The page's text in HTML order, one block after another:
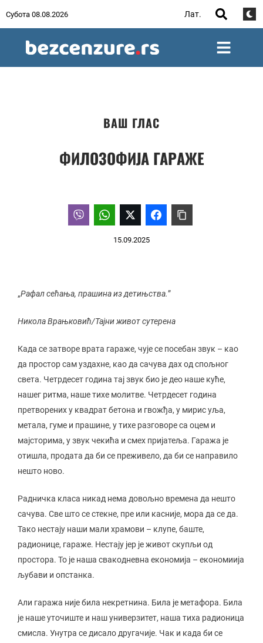
Субота 08.08.2026 Лат.
ВАШ ГЛАС
ФИЛОЗОФИЈА ГАРАЖЕ
15.09.2025
„Рафал сећања, прашина из детињства.”
Никола Врањковић/Тајни живот сутерена
Када се затворе врата гараже, чује се посебан звук – као
да простор сам уздахне, као да сачува дах од спољног
света. Четрдесет година тај звук био је део наше куће,
нашег ритма, наше тихе молитве. Четрдесет година
претворених у квадрат бетона и гвожђа, у мирис уља,
метала, гуме и прашине, у тихе разговоре са оцем и
мајсторима, у звук чекића и смех пријатеља. Гаража је
отишла, продата да би се преживело, да би се направило
нешто ново.
Радничка класа никад нема довољно времена да нешто
сачува. Све што се стекне, пре или касније, мора да се да.
Тако нестају наши мали храмови – клупе, баште,
радионице, гараже. Нестају јер је живот скупљи од
простора. То је наша свакодневна економија – економиија
љубави и опстанка.
Али гаража није била некретнина. Била је метафора. Била
је наше уточиште и наш универзитет, наша тиха радионица
смисла. Унутра се дисало другачије. Чак и када би се